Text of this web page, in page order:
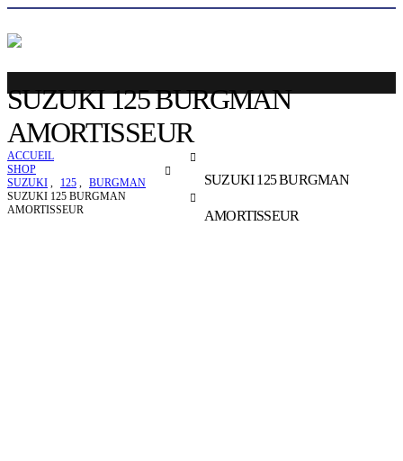
SUZUKI 125 BURGMAN
AMORTISSEUR
ACCUEIL
SHOP
SUZUKI , 125 , BURGMAN
SUZUKI 125 BURGMAN
AMORTISSEUR
SUZUKI 125 BURGMAN
AMORTISSEUR